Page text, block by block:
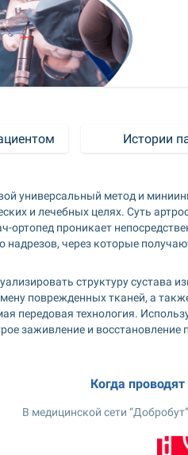
Истории
универсальный метод и
и лечебных целях. Суть
ортопед проникает
надрезов, через которые
структуру сустава
поврежденных тканей, а
передовая технология.
заживление и восстановление
Когда
В медицинской сети